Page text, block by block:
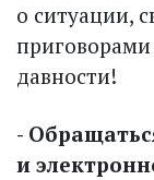
о ситуации,
приговорами
давности!
-
и